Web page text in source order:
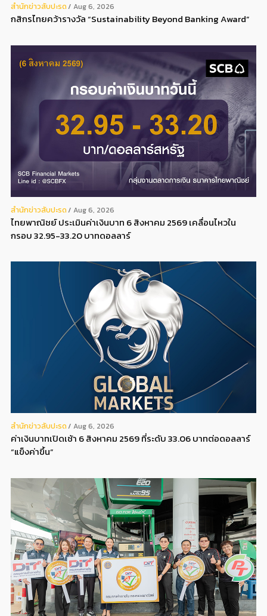
สํานักข่าวสับปะรด Aug 6, 2026
กสิกรไทยคว้ารางวัล “Sustainability Beyond Banking Award”
สํานักข่าวสับปะรด Aug 6, 2026
ไทยพาณิชย์ ประเมินค่าเงินบาท 6 สิงหาคม 2569 เคลื่อนไหวใน
กรอบ 32.95-33.20 บาทดอลลาร์
สํานักข่าวสับปะรด Aug 6, 2026
ค่าเงินบาทเปิดเช้า 6 สิงหาคม 2569 ที่ระดับ 33.06 บาทต่อดอลลาร์
“แข็งค่าขึ้น”